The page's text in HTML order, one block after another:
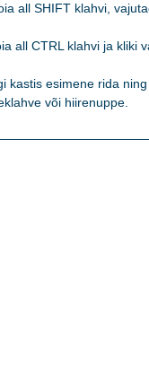
all SHIFT klahvi,
all CTRL klahvi ja kliki
kastis esimene rida
või hiirenuppe.